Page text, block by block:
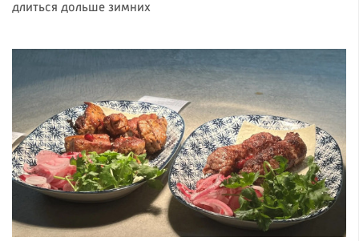
длиться дольше зимних